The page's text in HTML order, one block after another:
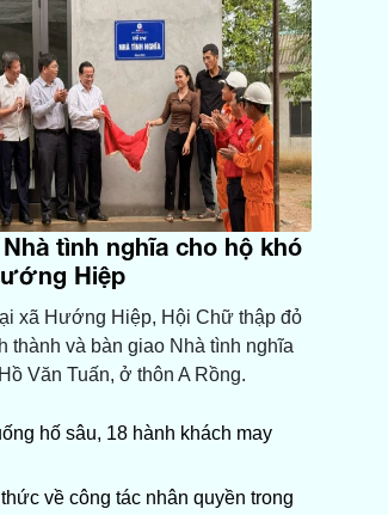
tình nghĩa cho hộ khó
Hiệp
xã Hướng Hiệp, Hội Chữ thập đỏ
thành và bàn giao Nhà tình nghĩa
Văn Tuấn, ở thôn A Rồng.
hố sâu, 18 hành khách may
về công tác nhân quyền trong